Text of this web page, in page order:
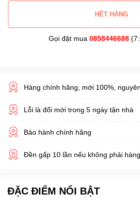
HẾT HÀNG
Gọi đặt mua 0858446688
Hàng chính hãng, mới 100%,
Lỗi là đổi mới trong 5 ngày tận nhà
Bảo hành chính hãng
Đền gấp 10 lần nếu không phải
ĐẶC ĐIỂM NỔI BẬT